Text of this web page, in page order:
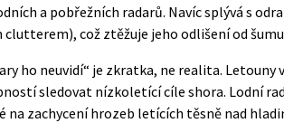
a pobřežních radarů. Navíc splývá s
clutterem), což ztěžuje jeho odlišení od
ho neuvidí“ je zkratka, ne realita. Letouny
sledovat nízkoletící cíle shora. Lodní
zachycení hrozeb letících těsně nad